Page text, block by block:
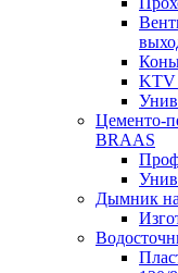
KTV
Цементо-
BRAAS
Дымник